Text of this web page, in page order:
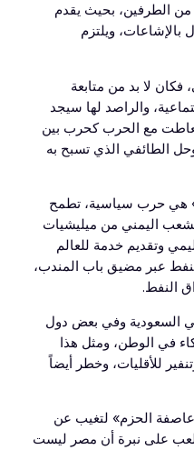
الطرفين، بحيث يقدم
بالإشاعات، ويلتزم
فكان لا بد من متابعة
والراصد لها سيجد
تعاطت مع الحرب كحرب بين
الطائفي الذي تسبح به
هي حرب سياسية، تطمح
اليمني من ميليشيات
وتقديم خدمة للعالم
عبر مضيق باب المندب،
النفط.
السعودية وفي بعض دول
في الوطن، ومثل هذا
للأقليات، وخطر أيضاً
الحزم» لتغيب عن
على نبرة أن مصر ليست